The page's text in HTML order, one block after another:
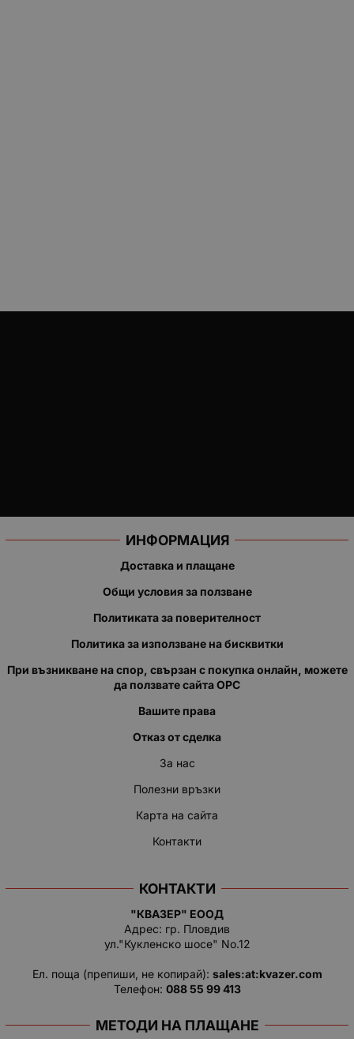
ИНФОРМАЦИЯ
Доставка и плащане
Общи условия за ползване
Политиката за поверителност
Политика за използване на бисквитки
При възникване на спор, свързан с покупка онлайн, можете
да ползвате сайта ОРС
Вашите права
Отказ от сделка
За нас
Полезни връзки
Карта на сайта
Контакти
КОНТАКТИ
"КВАЗЕР" ЕООД
Адрес: гр. Пловдив
ул."Кукленско шосе" No.12
Ел. поща (препиши, не копирай): salеs:at:kvazer.cоm
Телефон: 088 55 99 413
МЕТОДИ НА ПЛАЩАНЕ